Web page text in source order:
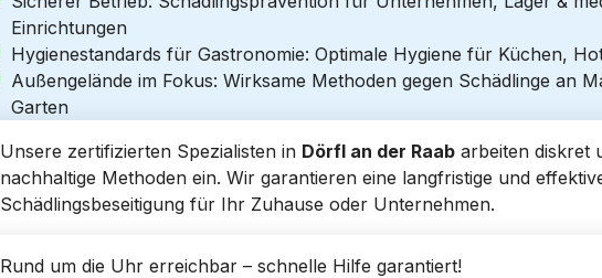
Einrichtungen
Hygienestandards für Gastronomie: Optimale Hygiene für Küchen,
Außengelände im Fokus: Wirksame Methoden gegen Schädlinge an
Garten
Unsere zertifizierten Spezialisten in Dörfl an der Raabarbeiten diskret
nachhaltige Methoden ein. Wir garantieren eine langfristige und
Schädlingsbeseitigung für Ihr Zuhause oder Unternehmen.
Rund um die Uhr erreichbar – schnelle Hilfe garantiert!